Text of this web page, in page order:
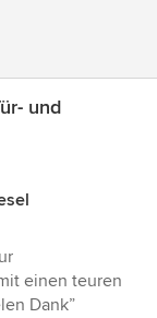
und
einen teuren
Dank”